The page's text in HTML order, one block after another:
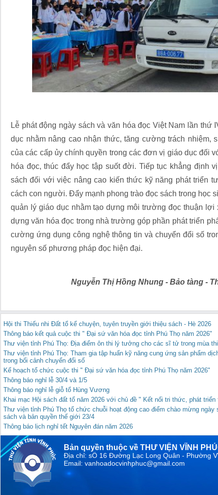
Lễ phát động ngày sách và văn hóa đọc Việt Nam lần thứ
dục nhằm nâng cao nhận thức, tăng cường trách nhiệm,
của các cấp ủy chính quyền trong các đơn vị giáo dục đối
hóa đọc, thúc đẩy học tập suốt đời. Tiếp tục khẳng định
sách đối với việc nâng cao kiến thức kỹ năng phát triển
cách con người. Đẩy mạnh phong trào đọc sách trong học
quản lý giáo dục nhằm tạo dựng môi trường đọc thuận lợi
dựng văn hóa đọc trong nhà trường góp phần phát triển
cường ứng dụng công nghệ thông tin và chuyển đổi số
nguyên số phương pháp đọc hiện đại.
Nguyễn Thị Hồng Nhung - Bảo tàng - Thư
Hội thi Thiếu nhi Đất tổ kể chuyện, tuyên truyền giới thiệu sách - Hè 2026
Thông báo kết quả cuộc thi " Đại sứ văn hóa đọc tỉnh Phú Thọ năm 2026"
Thư viện tỉnh Phú Thọ: Địa điểm ôn thi lý tưởng cho các sĩ tử trong mùa
Thư viện tỉnh Phú Thọ: Tham gia tập huấn kỹ năng cung ứng sản phẩm
trong bối cảnh chuyển đổi số
Kế hoạch tổ chức cuộc thi " Đại sứ văn hóa đọc tỉnh Phú Thọ năm 2026"
Thông báo nghỉ lễ 30/4 và 1/5
Thông báo nghỉ lễ giỗ tổ Hùng Vương
Khai mạc Hội sách đất tổ năm 2026 với chủ đề " Kết nối tri thức, phát
Thư viện tỉnh Phú Thọ tổ chức chuỗi hoạt động cao điểm chào mừng
sách và bản quyền thế giới 23/4
Thông báo lịch nghỉ tết Nguyên đán năm 2026
Bản quyền thuộc về THƯ VIỆN VĨNH
Địa chỉ: sỐ 16 Đường Lạc Long Quân - Phường
Email: vanhoadocvinhphuc@gmail.com